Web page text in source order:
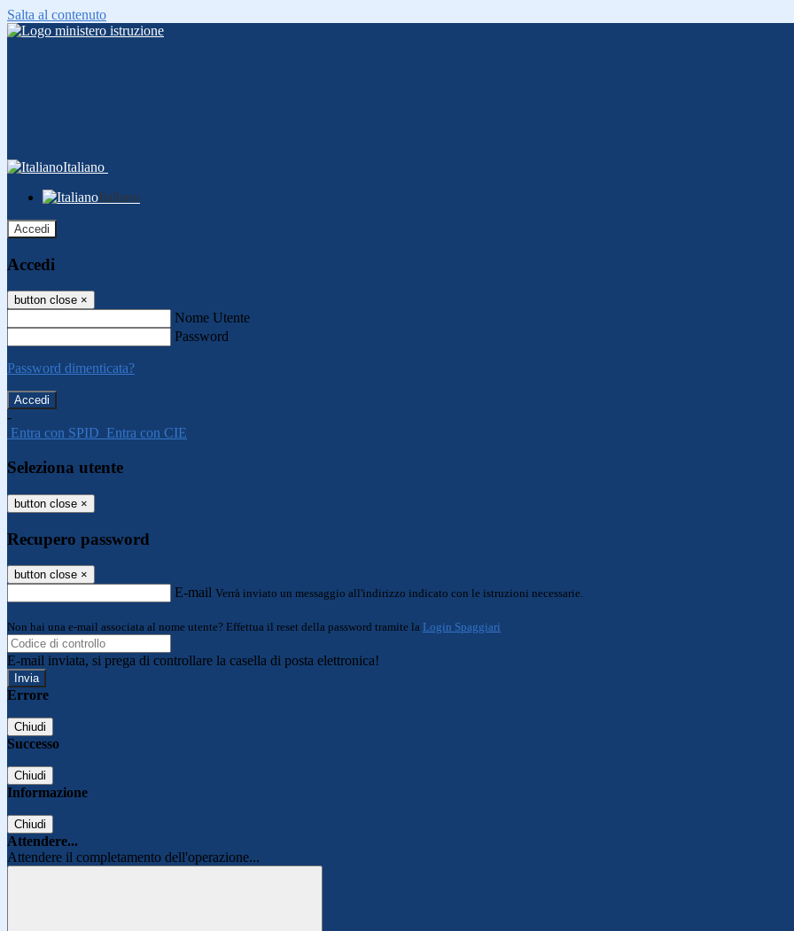
Salta al contenuto
Italiano
Italiano
Accedi
Accedi
button close ×
Nome Utente
Password
Password dimenticata?
-
Entra con SPID Entra con CIE
Seleziona utente
button close ×
Recupero password
button close ×
E-mail Verrà inviato un messaggio all'indirizzo indicato con le istruzioni necessarie.
Non hai una e-mail associata al nome utente? Effettua il reset della password tramite la Login Spaggiari
E-mail inviata, si prega di controllare la casella di posta elettronica!
Errore
Chiudi
Successo
Chiudi
Informazione
Chiudi
Attendere...
Attendere il completamento dell'operazione...